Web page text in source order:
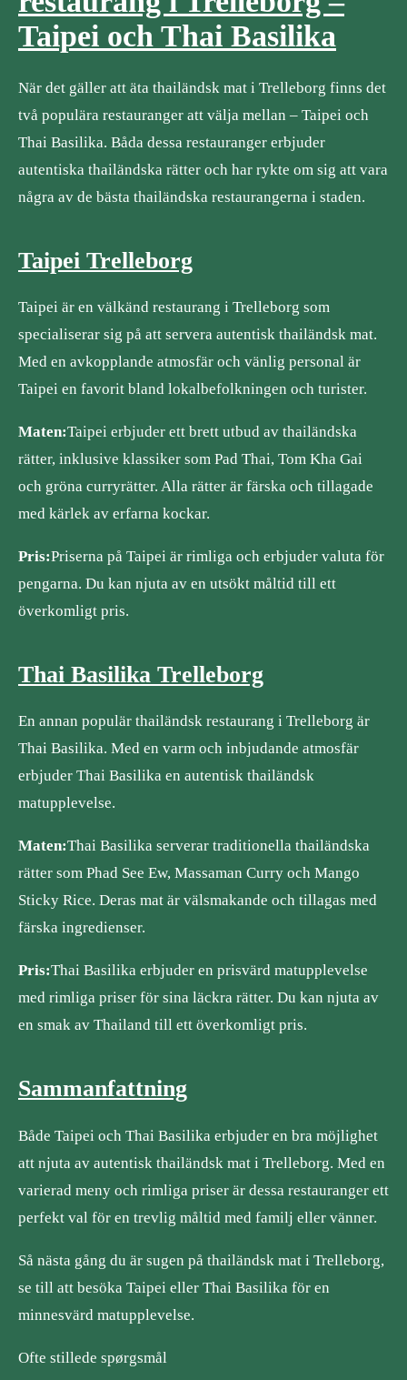
Taipei och Thai Basilika
När det gäller att äta thailändsk mat i Trelleborg finns det
två populära restauranger att välja mellan – Taipei och
Thai Basilika. Båda dessa restauranger erbjuder
autentiska thailändska rätter och har rykte om sig att vara
några av de bästa thailändska restaurangerna i staden.
Taipei Trelleborg
Taipei är en välkänd restaurang i Trelleborg som
specialiserar sig på att servera autentisk thailändsk mat.
Med en avkopplande atmosfär och vänlig personal är
Taipei en favorit bland lokalbefolkningen och turister.
Maten:Taipei erbjuder ett brett utbud av thailändska
rätter, inklusive klassiker som Pad Thai, Tom Kha Gai
och gröna curryrätter. Alla rätter är färska och tillagade
med kärlek av erfarna kockar.
Pris:Priserna på Taipei är rimliga och erbjuder valuta för
pengarna. Du kan njuta av en utsökt måltid till ett
överkomligt pris.
Thai Basilika Trelleborg
En annan populär thailändsk restaurang i Trelleborg är
Thai Basilika. Med en varm och inbjudande atmosfär
erbjuder Thai Basilika en autentisk thailändsk
matupplevelse.
Maten:Thai Basilika serverar traditionella thailändska
rätter som Phad See Ew, Massaman Curry och Mango
Sticky Rice. Deras mat är välsmakande och tillagas med
färska ingredienser.
Pris:Thai Basilika erbjuder en prisvärd matupplevelse
med rimliga priser för sina läckra rätter. Du kan njuta av
en smak av Thailand till ett överkomligt pris.
Sammanfattning
Både Taipei och Thai Basilika erbjuder en bra möjlighet
att njuta av autentisk thailändsk mat i Trelleborg. Med en
varierad meny och rimliga priser är dessa restauranger ett
perfekt val för en trevlig måltid med familj eller vänner.
Så nästa gång du är sugen på thailändsk mat i Trelleborg,
se till att besöka Taipei eller Thai Basilika för en
minnesvärd matupplevelse.
Ofte stillede spørgsmål